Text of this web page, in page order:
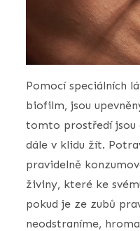
Pomocí speciálních
biofilm, jsou
tomto prostředí jsou
dále v klidu žít.
pravidelně
živiny, které ke
pokud je ze zubů
neodstraníme,